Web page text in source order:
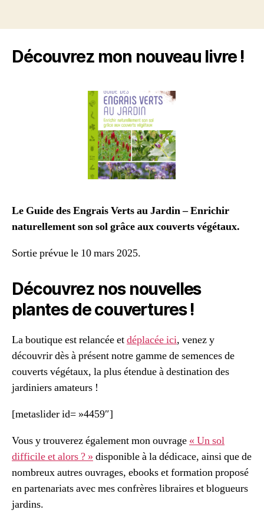
Découvrez mon nouveau livre !
Le Guide des Engrais Verts au Jardin – Enrichir
naturellement son sol grâce aux couverts végétaux.
Sortie prévue le 10 mars 2025.
Découvrez nos nouvelles
plantes de couvertures !
La boutique est relancée etdéplacée ici, venez y
découvrir dès à présent notre gamme de semences de
couverts végétaux, la plus étendue à destination des
jardiniers amateurs !
[metaslider id= »4459″]
Vous y trouverez également mon ouvrage « Un sol
difficile et alors ? » disponible à la dédicace, ainsi que de
nombreux autres ouvrages, ebooks et formation proposé
en partenariats avec mes confrères libraires et blogueurs
jardins.